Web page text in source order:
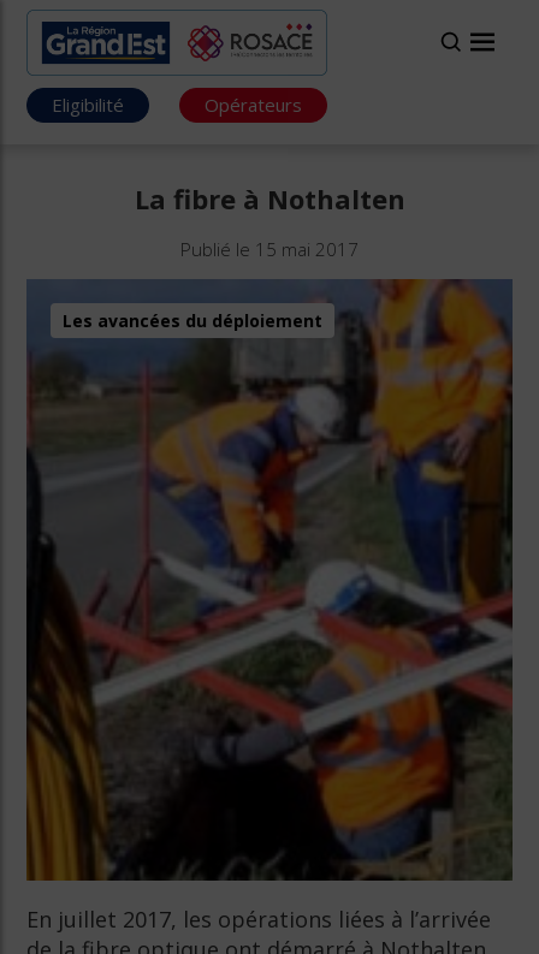
Eligibilité Opérateurs
La fibre à Nothalten
Publié le 15 mai 2017
Les avancées du déploiement
En juillet 2017, les opérations liées à l’arrivée